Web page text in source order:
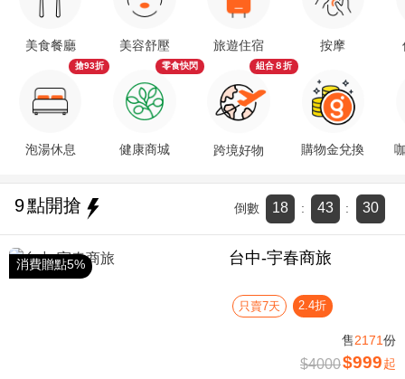
美食餐廳
泡湯休息
搶93折
美容舒壓
健康商城
零食快閃
旅遊住宿
跨境好物
組合８折
按摩
購物金兌換
9點開搶 倒數 18 : 43 : 29
消費贈點5% 台中-宇春商旅
只賣7天 2.4折
售2171份
$4000$999 起